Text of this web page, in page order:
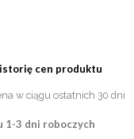
cen produktu
w ciągu ostatnich 30 dni
1-3 dni roboczych